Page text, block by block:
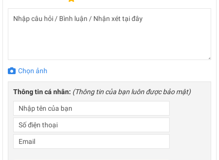
Chọn ảnh
Thông tin cá nhân: (Thông tin của bạn luôn được bảo mật)